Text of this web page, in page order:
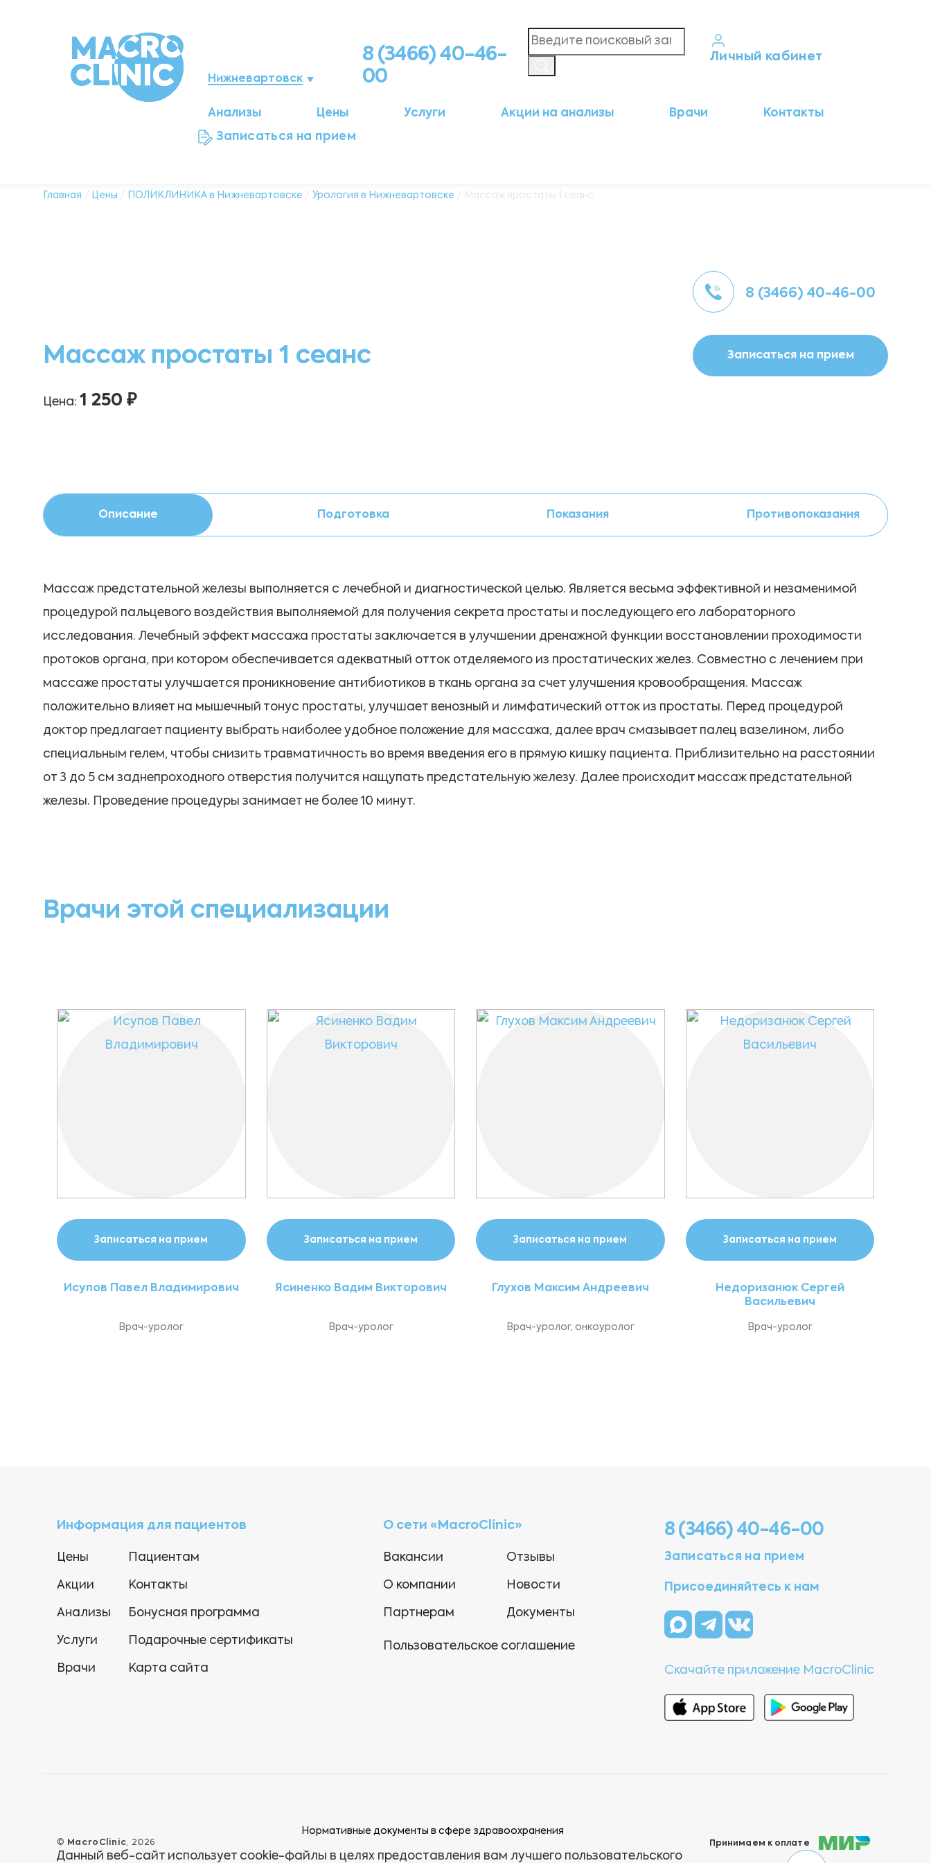
Нижневартовск
Мегион
8 (3466) 40-46-
00
Личный кабинет
Анализы Цены Услуги Акции на анализы Врачи
Контакты
Записаться на прием
Главная / Цены / ПОЛИКЛИНИКА в Нижневартовске / Урология в Нижневартовске / Массаж простаты 1 сеанс
Массаж простаты 1 сеанс
Цена: 1 250 ₽
8 (3466) 40-46-00
Записаться на прием
Описание Подготовка Показания Противопоказания
Массаж предстательной железы выполняется с лечебной и диагностической целью. Является весьма эффективной и незаменимой
процедурой пальцевого воздействия выполняемой для получения секрета простаты и последующего его лабораторного
исследования. Лечебный эффект массажа простаты заключается в улучшении дренажной функции восстановлении проходимости
протоков органа, при котором обеспечивается адекватный отток отделяемого из простатических желез. Совместно с лечением при
массаже простаты улучшается проникновение антибиотиков в ткань органа за счет улучшения кровообращения. Массаж
положительно влияет на мышечный тонус простаты, улучшает венозный и лимфатический отток из простаты. Перед процедурой
доктор предлагает пациенту выбрать наиболее удобное положение для массажа, далее врач смазывает палец вазелином, либо
специальным гелем, чтобы снизить травматичность во время введения его в прямую кишку пациента. Приблизительно на расстоянии
от 3 до 5 см заднепроходного отверстия получится нащупать предстательную железу. Далее происходит массаж предстательной
железы. Проведение процедуры занимает не более 10 минут.
Врачи этой специализации
Записаться на прием
Исупов Павел Владимирович
Врач-уролог
Записаться на прием
Ясиненко Вадим Викторович
Врач-уролог
Записаться на прием
Глухов Максим Андреевич
Врач-уролог, онкоуролог
Записаться на прием
Недоризанюк Сергей
Васильевич
Врач-уролог
Информация для пациентов
Цены
Акции
Анализы
Услуги
Врачи
Пациентам
Контакты
Бонусная программа
Подарочные сертификаты
Карта сайта
О сети «MacroClinic»
Вакансии
О компании
Партнерам
Отзывы
Новости
Документы
Пользовательское соглашение
8 (3466) 40-46-00
Записаться на прием
Присоединяйтесь к нам
Скачайте приложение MacroClinic
© MacroClinic, 2026
Нормативные документы в сфере здравоохранения
Принимаем к оплате
Данный веб-сайт использует cookie-файлы в целях предоставления вам лучшего пользовательского